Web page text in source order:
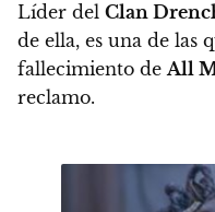
Líder del Clan
de ella, es una de las
fallecimiento deAll
reclamo.